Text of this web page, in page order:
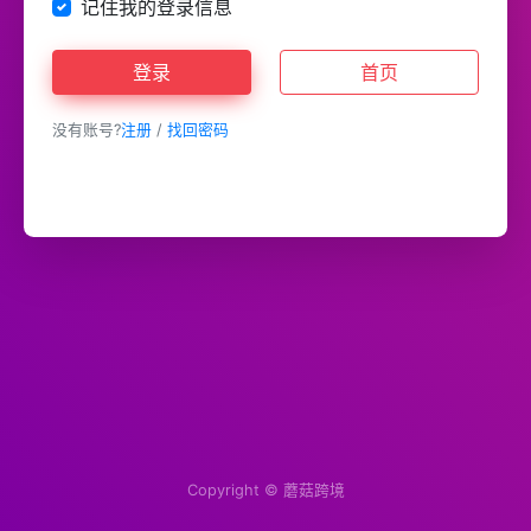
记住我的登录信息
登录 首页
没有账号?注册 / 找回密码
Copyright © 蘑菇跨境